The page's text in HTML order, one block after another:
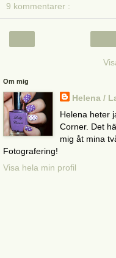
9 kommentarer :
Om mig
Helena /
Helena heter
Corner. Det
mig åt mina
Fotografering!
Visa hela min profil